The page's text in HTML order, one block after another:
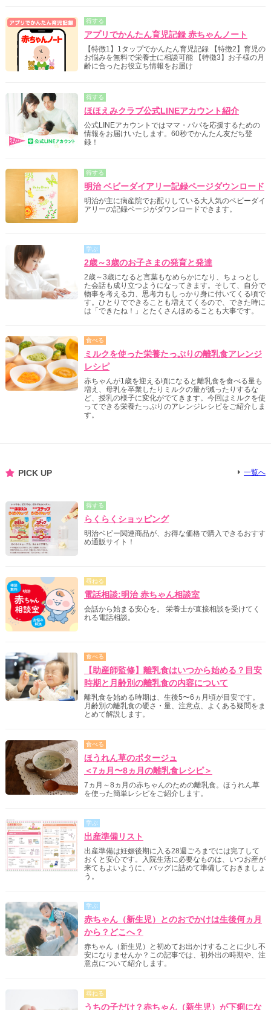
得する
アプリでかんたん育児記録 赤ちゃんノート
【特徴1】1タップでかんたん育児記録 【特徴2】育児の
お悩みを無料で栄養士に相談可能 【特徴3】お子様の月
齢に合ったお役立ち情報をお届け
得する
ほほえみクラブ公式LINEアカウント紹介
公式LINEアカウントではママ・パパを応援するための
情報をお届けいたします。60秒でかんたん友だち登
録！
得する
明治 ベビーダイアリー記録ページダウンロード
明治が主に病産院でお配りしている大人気のベビーダイ
アリーの記録ページがダウンロードできます。
学ぶ
2歳～3歳のお子さまの発育と発達
2歳～3歳になると言葉もなめらかになり、ちょっとし
た会話も成り立つようになってきます。そして、自分で
物事を考える力、思考力もしっかり身に付いてくる頃で
す。ひとりでできることも増えてくるので、できた時に
は「できたね！」とたくさんほめることも大事です。
食べる
ミルクを使った栄養たっぷりの離乳食アレンジ
レシピ
赤ちゃんが1歳を迎える頃になると離乳食を食べる量も
増え、母乳を卒業したりミルクの量が減ったりするな
ど、授乳の様子に変化がでてきます。今回はミルクを使
ってできる栄養たっぷりのアレンジレシピをご紹介しま
す。
PICK UP 一覧へ
得する
らくらくショッピング
明治ベビー関連商品が、お得な価格で購入できるおすす
め通販サイト！
尋ねる
電話相談:明治 赤ちゃん相談室
会話から始まる安心を。 栄養士が直接相談を受けてく
れる電話相談。
食べる
【助産師監修】離乳食はいつから始める？目安
時期と月齢別の離乳食の内容について
離乳食を始める時期は、生後5〜6ヵ月頃が目安です。
月齢別の離乳食の硬さ・量、注意点、よくある疑問をま
とめて解説します。
食べる
ほうれん草のポタージュ
＜7ヵ月〜8ヵ月の離乳食レシピ＞
7ヵ月～8ヵ月の赤ちゃんのための離乳食。ほうれん草
を使った簡単レシピをご紹介します。
学ぶ
出産準備リスト
出産準備は妊娠後期に入る28週ごろまでには完了して
おくと安心です。入院生活に必要なものは、いつお産が
来てもよいように、バッグに詰めて準備しておきましょ
う。
学ぶ
赤ちゃん（新生児）とのおでかけは生後何ヵ月
から？どこへ？
赤ちゃん（新生児）と初めてお出かけすることに少し不
安になりませんか？この記事では、初外出の時期や、注
意点について紹介します。
尋ねる
うちの子だけ？赤ちゃん（新生児）が下痢にな